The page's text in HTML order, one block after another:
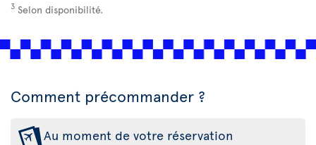
3 Selon disponibilité.
Comment précommander ?
Au moment de votre réservation